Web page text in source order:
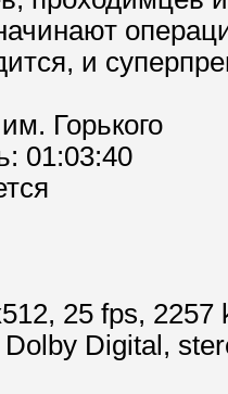
и
Горького
01:03:40
25 fps, 2257
Digital,